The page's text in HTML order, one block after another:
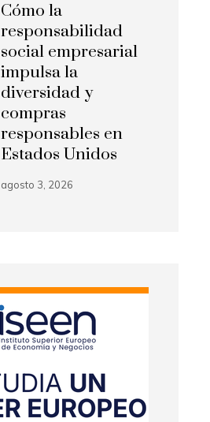
Cómo la
responsabilidad
social empresarial
impulsa la
diversidad y
compras
responsables en
Estados Unidos
agosto 3, 2026